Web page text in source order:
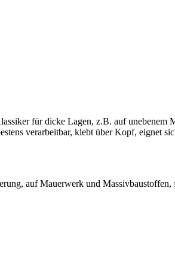
für dicke Lagen, z.B. auf unebenem
verarbeitbar, klebt über Kopf, eignet
auf Mauerwerk und